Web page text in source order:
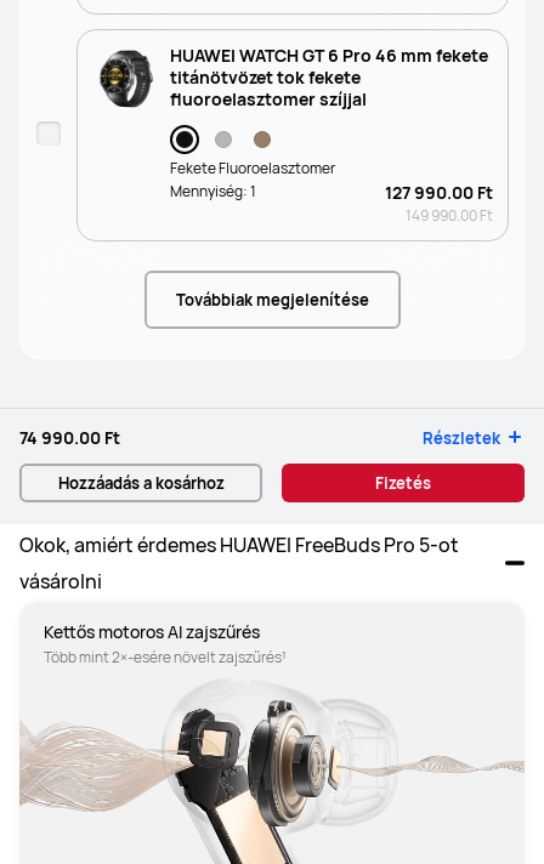
HUAWEI WATCH GT 6 Pro 46 mm fekete
titánötvözet tok fekete
fluoroelasztomer szíjjal
Fekete Fluoroelasztomer
127 990.00 Ft
149 990.00 Ft
Mennyiség:1
Továbbiak megjelenítése
74 990.00 Ft Részletek
Hozzáadás a kosárhoz Fizetés
Okok, amiért érdemes HUAWEI FreeBuds Pro 5-ot
vásárolni
Kettős motoros AI zajszűrés
Több mint 2×-esére növelt zajszűrés¹